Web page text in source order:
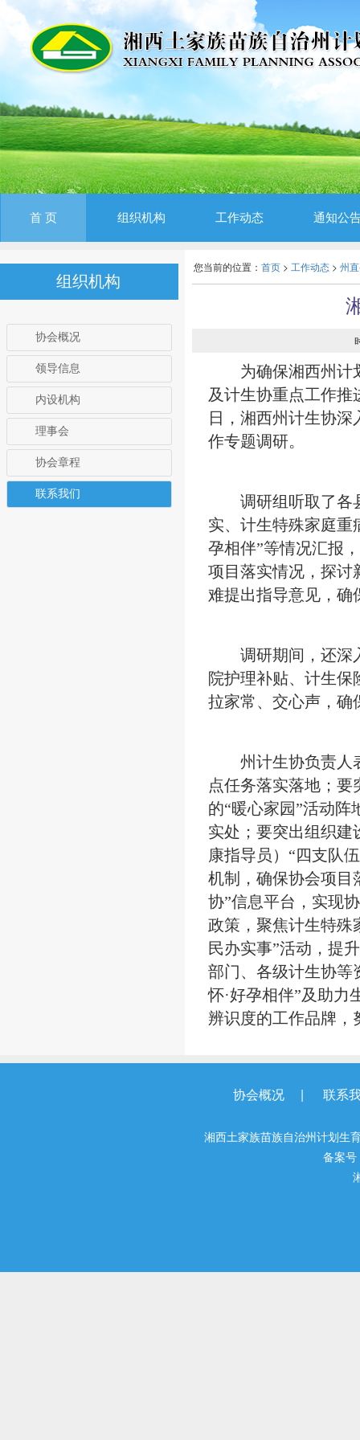
首 页 组织机构 工作动态 通知公
组织机构
协会概况
领导信息
内设机构
理事会
协会章程
联系我们
您当前的位置： 首页 > 工作动态 > 州
为确保湘西州计划
及计生协重点工作推
日，湘西州计生协
作专题调研。
调研组听取了各县
实、计生特殊家庭重
孕相伴”等情况汇报
项目落实情况，探讨
难提出指导意见，确
调研期间，还深入
院护理补贴、计生
拉家常、交心声，确
州计生协负责人表
点任务落实落地；
的“暖心家园”活动
实处；要突出组织建
康指导员）“四支队
机制，确保协会项目
协”信息平台，实现
政策，聚焦计生特殊
民办实事”活动，提
部门、各级计生协等
怀·好孕相伴”及助力
辨识度的工作品牌，
协会概况 | 联系
湘西土家族苗族自治州计划生
备案号